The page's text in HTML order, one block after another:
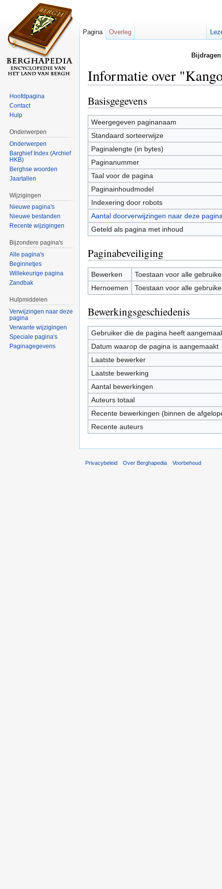
Informatie over
Basisgegevens
Weergegeven paginanaam
Standaard sorteerwijze
Paginalengte (in bytes)
Paginanummer
Taal voor de pagina
Paginainhoudmodel
Indexering door robots
Aantal doorverwijzingen naar deze
Geteld als pagina met inhoud
Paginabeveiliging
Bewerken
Toestaan voor alle
Hernoemen
Toestaan voor alle
Bewerkingsgeschiedenis
Gebruiker die de pagina heeft
Datum waarop de pagina is aangemaakt
Laatste bewerker
Laatste bewerking
Aantal bewerkingen
Auteurs totaal
Recente bewerkingen (binnen de
Recente auteurs
Pagina Overleg
Hoofdpagina
Contact
Hulp
Onderwerpen
Onderwerpen
Barghief Index (Archief
HKB)
Berghse woorden
Jaartallen
Wijzigingen
Nieuwe pagina's
Nieuwe bestanden
Recente wijzigingen
Bijzondere pagina's
Alle pagina's
Beginnetjes
Willekeurige pagina
Zandbak
Hulpmiddelen
Verwijzingen naar deze
pagina
Verwante wijzigingen
Speciale pagina's
Paginagegevens
Privacybeleid Over Berghapedia Voorbehoud